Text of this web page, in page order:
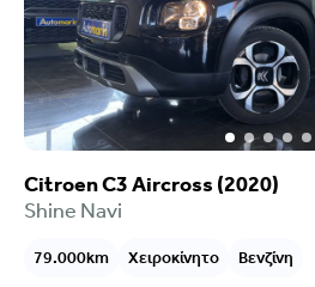
Citroen C3 Aircross (2020)
Shine Navi
79.000km Χειροκίνητο Βενζίνη